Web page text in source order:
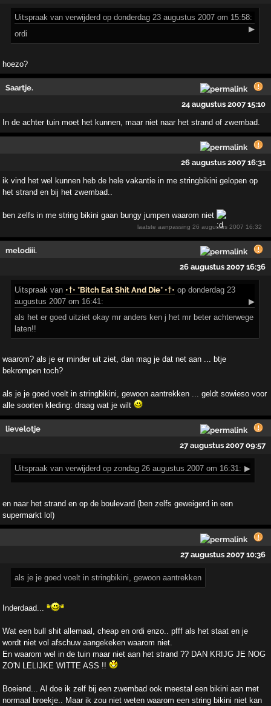
Uitspraak van verwijderd op donderdag 23 augustus 2007 om 15:58:
▶
ordi
hoezo?
Saartje.
24 augustus 2007 15:10
In de achter tuin moet het kunnen, maar niet naar het strand of zwembad.
26 augustus 2007 16:31
ik vind het wel kunnen heb de hele vakantie in me stringbikini gelopen op
het strand en bij het zwembad..
ben zelfs in me string bikini gaan bungy jumpen waarom niet
laatste aanpassing26 augustus 2007 16:32
melodiii.
26 augustus 2007 16:36
Uitspraak van •†• *Bitch Eat Shit And Die* •†• op donderdag 23
augustus 2007 om 16:41:
▶
als het er goed uitziet okay mr anders ken j het mr beter achterwege
laten!!
waarom? als je er minder uit ziet, dan mag je dat net aan ... btje
bekrompen toch?
als je je goed voelt in stringbikini, gewoon aantrekken ... geldt sowieso voor
alle soorten kleding: draag wat je wilt
lievelotje
27 augustus 2007 09:57
Uitspraak van verwijderd op zondag 26 augustus 2007 om 16:31: ▶
en naar het strand en op de boulevard (ben zelfs geweigerd in een
supermarkt lol)
27 augustus 2007 10:36
als je je goed voelt in stringbikini, gewoon aantrekken
Inderdaad...
Wat een bull shit allemaal, cheap en ordi enzo.. pfff als het staat en je
wordt niet vol afschuw aangekeken waarom niet.
En waarom wel in de tuin maar niet aan het strand ?? DAN KRIJG JE NOG
ZO'N LELIJKE WITTE ASS !!
Boeiend... Al doe ik zelf bij een zwembad ook meestal een bikini aan met
normaal broekje.. Maar ik zou niet weten waarom een string bikini niet kan